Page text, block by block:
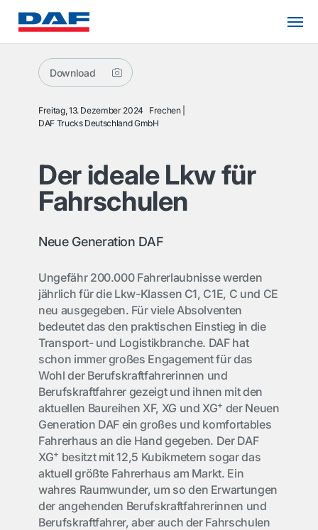
Download
Freitag, 13. Dezember 2024
Frechen
DAF Trucks Deutschland GmbH
Der ideale Lkw für
Fahrschulen
Neue Generation DAF
Ungefähr 200.000 Fahrerlaubnisse werden
jährlich für die Lkw-Klassen C1, C1E, C und CE
neu ausgegeben. Für viele Absolventen
bedeutet das den praktischen Einstieg in die
Transport- und Logistikbranche. DAF hat
schon immer großes Engagement für das
Wohl der Berufskraftfahrerinnen und
Berufskraftfahrer gezeigt und ihnen mit den
aktuellen Baureihen XF, XG und XG+ der Neuen
Generation DAF ein großes und komfortables
Fahrerhaus an die Hand gegeben. Der DAF
XG+ besitzt mit 12,5 Kubikmetern sogar das
aktuell größte Fahrerhaus am Markt. Ein
wahres Raumwunder, um so den Erwartungen
der angehenden Berufskraftfahrerinnen und
Berufskraftfahrer, aber auch der Fahrschulen